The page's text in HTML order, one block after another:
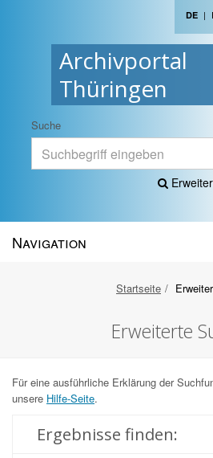
Archivportal
Thüringen
DE |
Suche
Navigation
Startseite
Erweiterte
Für eine ausführliche Erklärung der
unsere Hilfe-Seite.
Ergebnisse finden: